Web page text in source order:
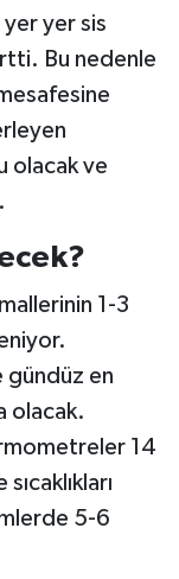
yer yer sis
Bu nedenle
olacak ve
1-3
gündüz en
olacak.
14
5-6